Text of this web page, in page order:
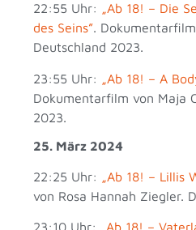
22:55 Uhr: „Ab 18! – Die
des Seins”.
Deutschland 2023.
23:55 Uhr: „Ab 18! – A
Dokumentarfilm von Maja
2023.
25. März 2024
22:25 Uhr: „Ab 18! – Lillis
von Rosa Hannah Ziegler.
23:10 Uhr: „Ab 18! –